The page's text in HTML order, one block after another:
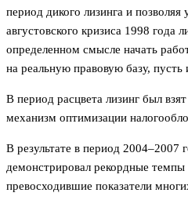
период дикого лизинга и
августовского кризиса 1998 года
определенном смысле начать
на реальную правовую базу,
В период расцвета лизинг был
механизм оптимизации
В результате в период 2004–2007
демонстрировал рекордные темпы
превосходившие показатели